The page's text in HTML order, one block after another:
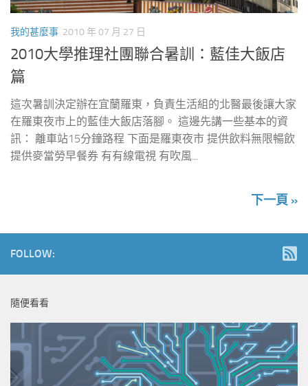
我的甚麼事 2010 年 07 月 27 日
2010大學推理社團聯合暑訓：藍佳大飯店
篇
這次暑訓決定辦在宜蘭羅東，負責生活組的北醫最後讓大家
在羅東夜市上的藍佳大飯店落腳。 這邊先講一些基本的資
訊： 離車站15分鐘路程 下面是羅東夜市 提供飲料無限暢飲
提供麥當勞早餐券 有有線電視 有吹風...
下一頁 »
FOLLOW:
隨便看看